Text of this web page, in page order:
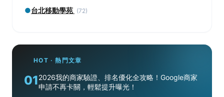
●台北移動學苑 (72)
HOT · 熱門文章
012026我的商家驗證、排名優化全攻略！Google商家
申請不再卡關，輕鬆提升曝光！